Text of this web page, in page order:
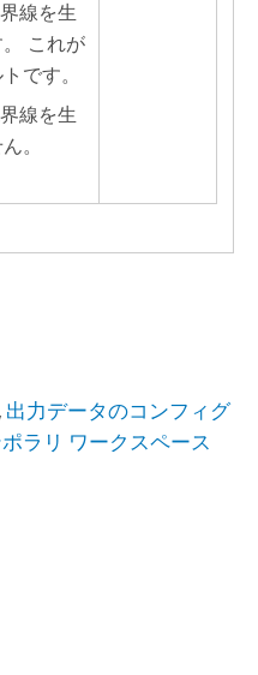
線を生
これが
です。
線を生
。
, 出力データのコンフィグ
ラリ ワークスペース